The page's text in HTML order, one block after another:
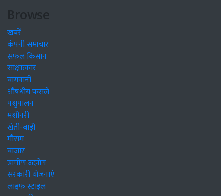
Browse
खबरें
कंपनी समाचार
सफल किसान
साक्षात्कार
बागवानी
औषधीय फसलें
पशुपालन
मशीनरी
खेती-बाड़ी
मौसम
बाजार
ग्रामीण उद्द्योग
सरकारी योजनाएं
लाइफ स्टाइल